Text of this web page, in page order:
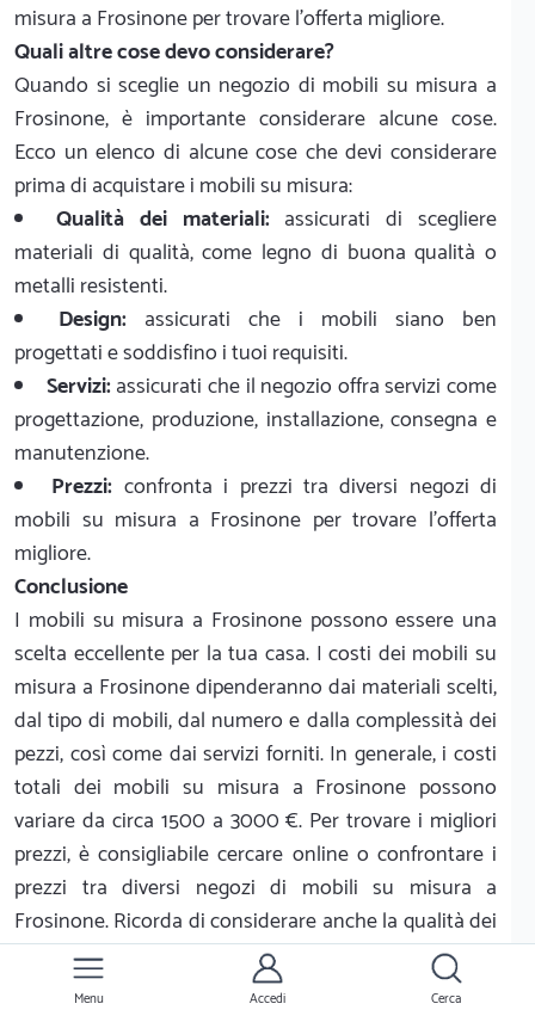
misura a Frosinone per trovare l'offerta migliore.
Quali altre cose devo considerare?
Quando si sceglie un negozio di mobili su misura a
Frosinone, è importante considerare alcune cose.
Ecco un elenco di alcune cose che devi considerare
prima di acquistare i mobili su misura:
Qualità dei materiali:assicurati di scegliere
materiali di qualità, come legno di buona qualità o
metalli resistenti.
Design: assicurati che i mobili siano ben
progettati e soddisfino i tuoi requisiti.
Servizi:assicurati che il negozio offra servizi come
progettazione, produzione, installazione, consegna e
manutenzione.
Prezzi: confronta i prezzi tra diversi negozi di
mobili su misura a Frosinone per trovare l'offerta
migliore.
Conclusione
I mobili su misura a Frosinone possono essere una
scelta eccellente per la tua casa. I costi dei mobili su
misura a Frosinone dipenderanno dai materiali scelti,
dal tipo di mobili, dal numero e dalla complessità dei
pezzi, così come dai servizi forniti. In generale, i costi
totali dei mobili su misura a Frosinone possono
variare da circa 1500 a 3000 €. Per trovare i migliori
prezzi, è consigliabile cercare online o confrontare i
prezzi tra diversi negozi di mobili su misura a
Frosinone. Ricorda di considerare anche la qualità dei
materiali, il design, i servizi e i prezzi prima di
acquistare i mobili su misura.
Menu Accedi Cerca